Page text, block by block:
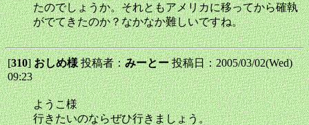
たのでしょうか。それともアメリカに移ってから確執
がでてきたのか？なかなか難しいですね。
[310]おしめ様投稿者：みーとー投稿日：2005/03/02(Wed)
09:23
ようこ様
行きたいのならぜひ行きましょう。